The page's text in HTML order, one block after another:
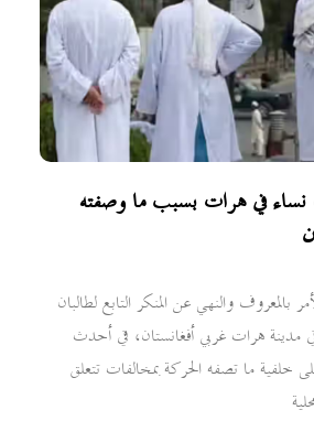
نساء في هرات بسبب ما وصفته
بالمعروف والنهي عن المنكر التابع لطالبان
مدينة هرات غربي أفغانستان، في أحدث
خلفية ما تصفه الحركة بمخالفات تتعلق